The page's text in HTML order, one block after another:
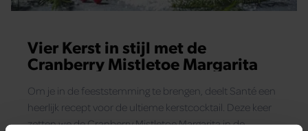
Vier Kerst in stijl met de
Cranberry Mistletoe Margarita
Om je in de feeststemming te brengen, deelt Santé een
heerlijk recept voor de ultieme kerstcocktail. Deze keer
zetten we de Cranberry Mistletoe Margarita in de